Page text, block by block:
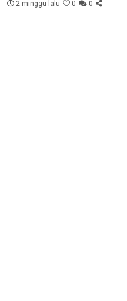
2 minggu lalu 0 0